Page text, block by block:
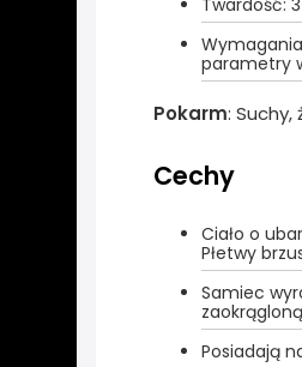
Twardość:
parametry
Pokarm: Suchy,
Cechy
Ciało o
Płetwy
Samiec
Posiadają